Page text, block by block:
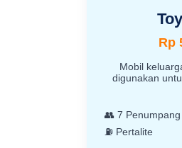
Rp
Mobil
digunakan
👥 7 Penumpang
⛽ Pertalite